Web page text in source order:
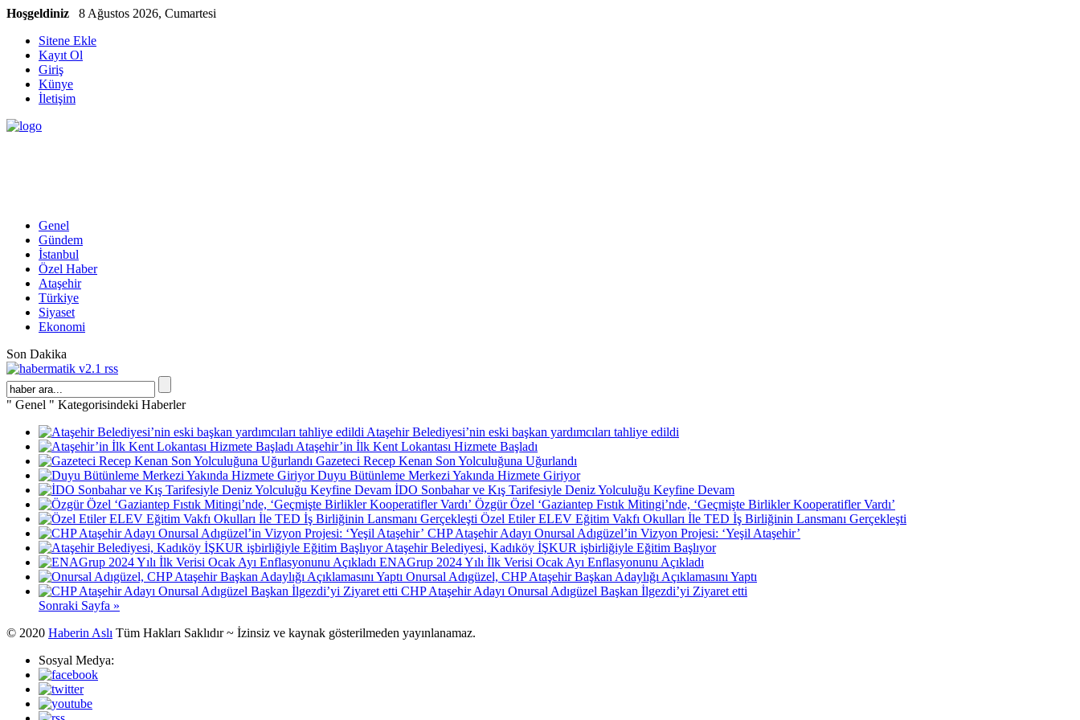
Hoşgeldiniz
8 Ağustos 2026, Cumartesi
Sitene Ekle
Kayıt Ol
Giriş
Künye
İletişim
Genel
Gündem
İstanbul
Özel Haber
Ataşehir
Türkiye
Siyaset
Ekonomi
Son Dakika
" Genel " Kategorisindeki Haberler
Ataşehir Belediyesi’nin eski başkan yardımcıları tahliye edildi
Ataşehir’in İlk Kent Lokantası Hizmete Başladı
Gazeteci Recep Kenan Son Yolculuğuna Uğurlandı
Duyu Bütünleme Merkezi Yakında Hizmete Giriyor
İDO Sonbahar ve Kış Tarifesiyle Deniz Yolculuğu Keyfine Devam
Özgür Özel ‘Gaziantep Fıstık Mitingi’nde, ‘Geçmişte Birlikler Kooperatifler Vardı’
Özel Etiler ELEV Eğitim Vakfı Okulları İle TED İş Birliğinin Lansmanı Gerçekleşti
CHP Ataşehir Adayı Onursal Adıgüzel’in Vizyon Projesi: ‘Yeşil Ataşehir’
Ataşehir Belediyesi, Kadıköy İŞKUR işbirliğiyle Eğitim Başlıyor
ENAGrup 2024 Yılı İlk Verisi Ocak Ayı Enflasyonunu Açıkladı
Onursal Adıgüzel, CHP Ataşehir Başkan Adaylığı Açıklamasını Yaptı
CHP Ataşehir Adayı Onursal Adıgüzel Başkan İlgezdi’yi Ziyaret etti
Sonraki Sayfa »
© 2020 Haberin Aslı Tüm Hakları Saklıdır ~ İzinsiz ve kaynak gösterilmeden yayınlanamaz.
Sosyal Medya: